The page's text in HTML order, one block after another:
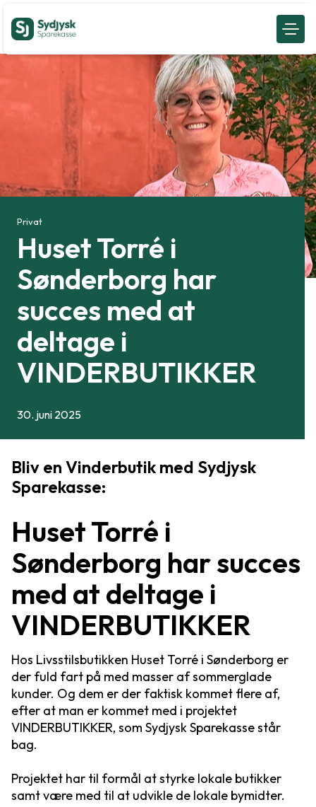
Privat
Huset Torré i
Sønderborg har
succes med at
deltage i
VINDERBUTIKKER
30. juni 2025
Bliv en Vinderbutik med Sydjysk
Sparekasse:
Huset Torré i
Sønderborg har succes
med at deltage i
VINDERBUTIKKER
Hos Livsstilsbutikken Huset Torré i Sønderborg er
der fuld fart på med masser af sommerglade
kunder. Og dem er der faktisk kommet flere af,
efter at man er kommet med i projektet
VINDERBUTIKKER, som Sydjysk Sparekasse står
bag.
Projektet har til formål at styrke lokale butikker
samt være med til at udvikle de lokale bymidter.